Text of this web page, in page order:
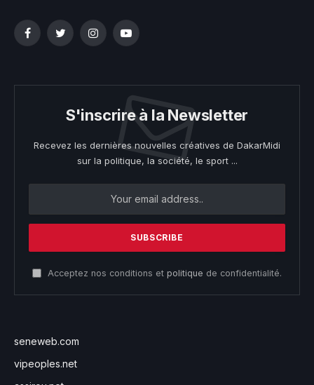
FacebookTwitterInstagramYouTube
S'inscrire à la Newsletter
Recevez les dernières nouvelles créatives de DakarMidi
sur la politique, la société, le sport ...
Acceptez nos conditions et politique de confidentialité.
seneweb.com
vipeoples.net